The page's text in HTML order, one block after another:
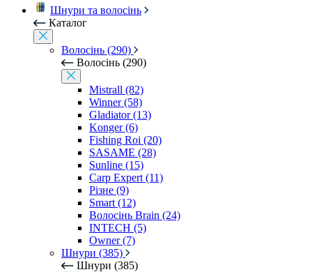
Шнури та волосінь
Каталог
Волосінь (290)
Волосінь (290)
Mistrall (82)
Winner (58)
Gladiator (13)
Konger (6)
Fishing Roi (20)
SASAME (28)
Sunline (15)
Carp Expert (11)
Різне (9)
Smart (12)
Волосінь Brain (24)
INTECH (5)
Owner (7)
Шнури (385)
Шнури (385)